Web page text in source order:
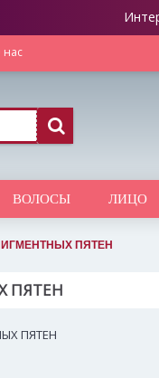
нас
ВОЛОСЫ ЛИЦО
ПЯТЕН
ПЯТЕН
ПЯТЕН